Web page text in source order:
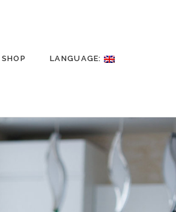
SHOP LANGUAGE: